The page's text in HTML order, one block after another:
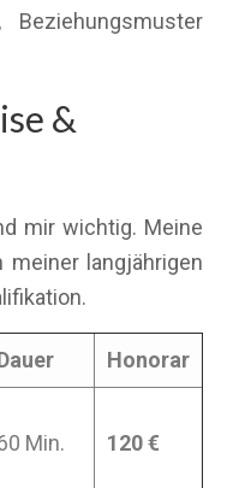
&
mir wichtig. Meine
meiner langjährigen
Honorar
Min. 120 €